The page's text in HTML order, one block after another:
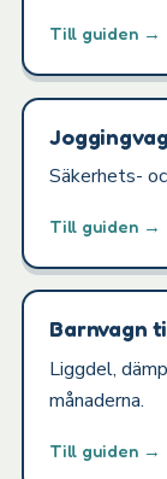
Till guiden →
Säkerhets-
Till guiden →
Barnvagn
Liggdel,
månaderna.
Till guiden →